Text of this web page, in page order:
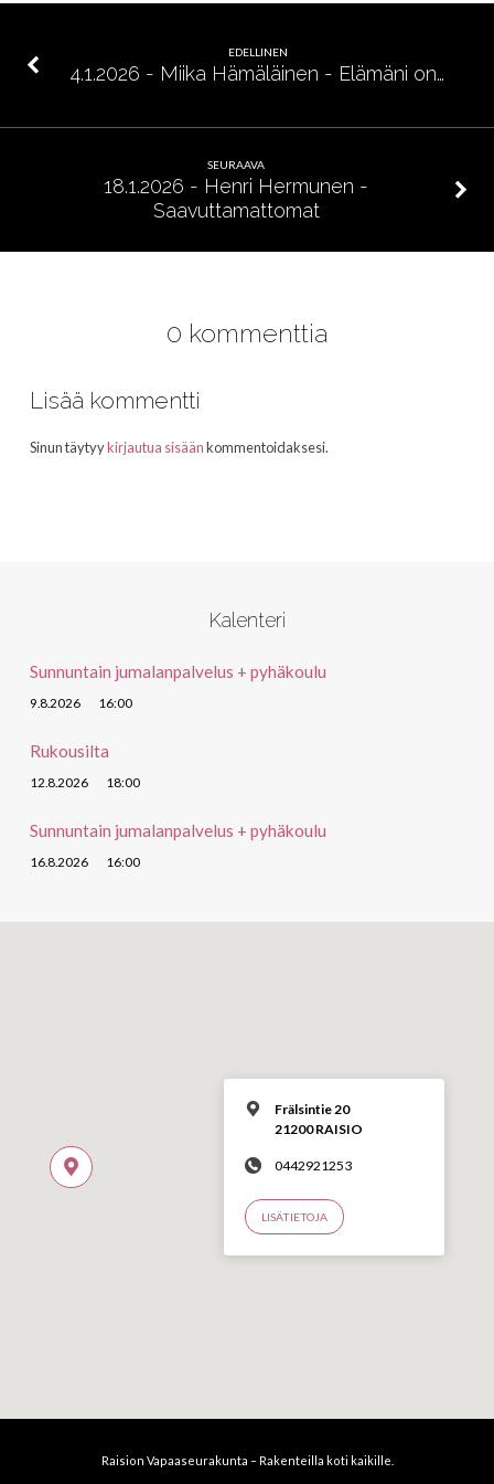
on
vapautta
EDELLINEN
4.1.2026 - Miika Hämäläinen - Elämäni on…
SEURAAVA
18.1.2026 - Henri Hermunen -
Saavuttamattomat
0 kommenttia
Lisää kommentti
Sinun täytyykirjautua sisäänkommentoidaksesi.
Kalenteri
Sunnuntain jumalanpalvelus + pyhäkoulu
9.8.2026 16:00
Rukousilta
12.8.2026 18:00
Sunnuntain jumalanpalvelus + pyhäkoulu
16.8.2026 16:00
Frälsintie 20
21200 RAISIO
0442921253
LISÄTIETOJA
Raision Vapaaseurakunta – Rakenteilla koti kaikille.